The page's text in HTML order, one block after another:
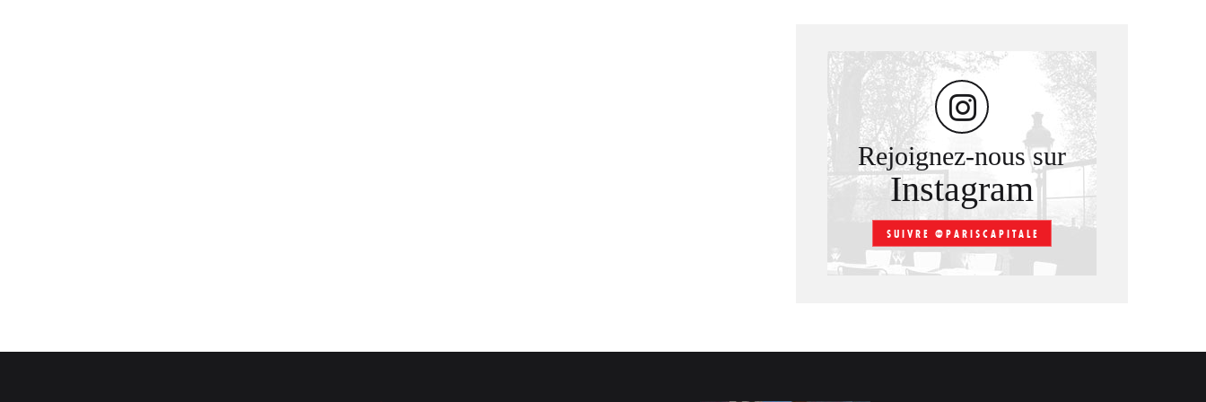
Rejoignez-nous sur
Instagram
SUIVRE @PARISCAPITALE